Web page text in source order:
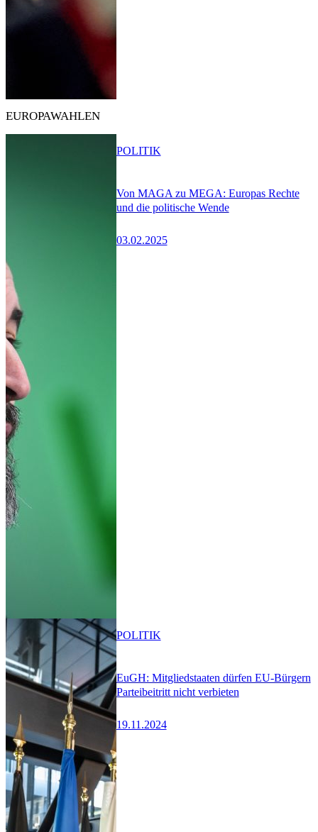
EUROPAWAHLEN
Von MAGA zu MEGA: Europas Rechte
und die politische Wende
03.02.2025
POLITIK
EuGH: Mitgliedstaaten dürfen EU-Bürgern
Parteibeitritt nicht verbieten
19.11.2024
POLITIK